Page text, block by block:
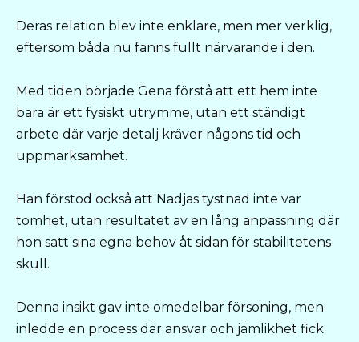
Deras relation blev inte enklare, men mer verklig,
eftersom båda nu fanns fullt närvarande i den.
Med tiden började Gena förstå att ett hem inte
bara är ett fysiskt utrymme, utan ett ständigt
arbete där varje detalj kräver någons tid och
uppmärksamhet.
Han förstod också att Nadjas tystnad inte var
tomhet, utan resultatet av en lång anpassning där
hon satt sina egna behov åt sidan för stabilitetens
skull.
Denna insikt gav inte omedelbar försoning, men
inledde en process där ansvar och jämlikhet fick